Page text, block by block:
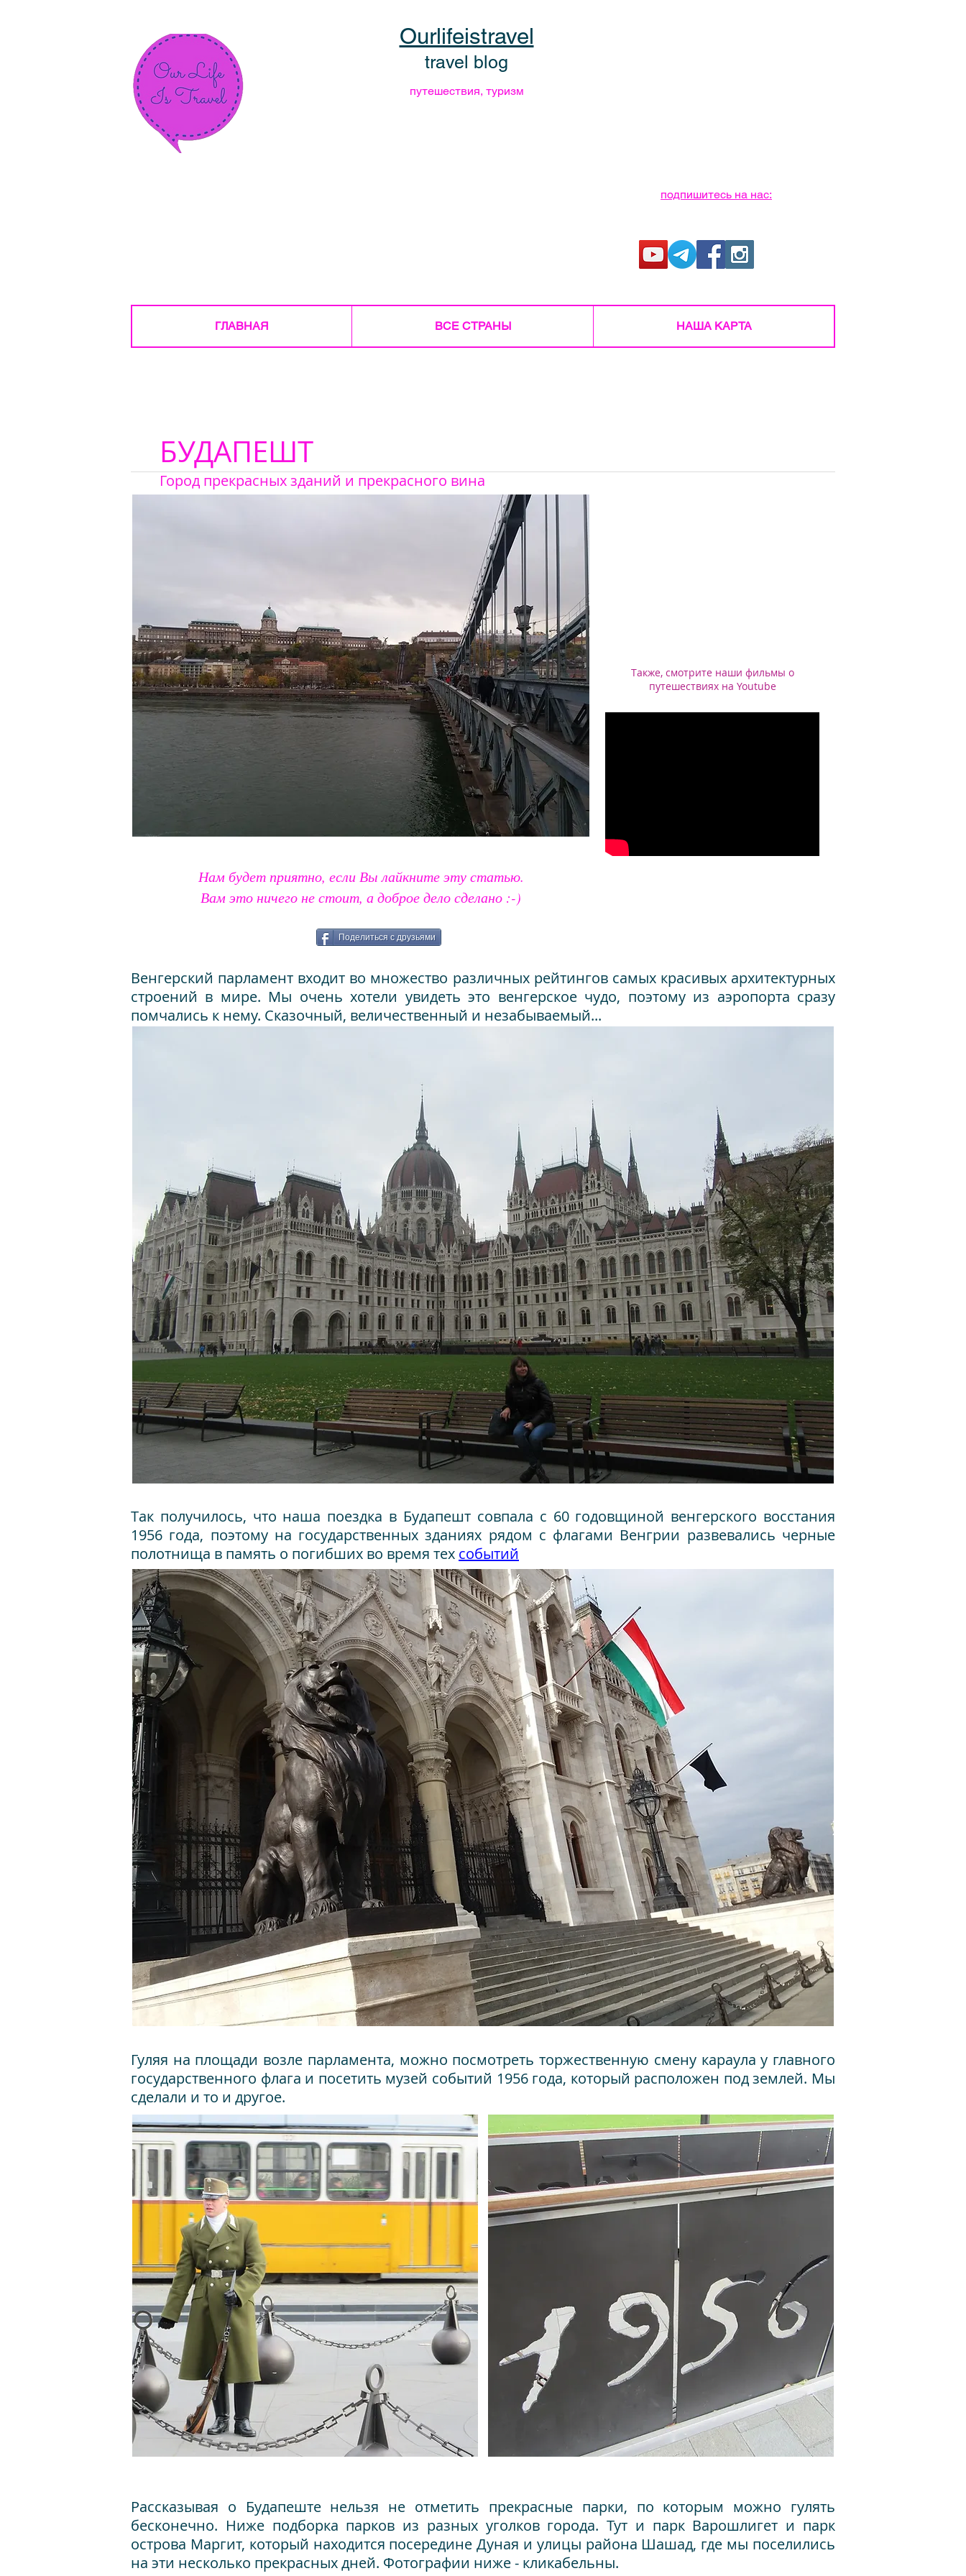
Ourlifeistravel
travel blog
путешествия, туризм
подпишитесь на нас:
ГЛАВНАЯ ВСЕ СТРАНЫ НАША КАРТА
БУДАПЕШТ
Город прекрасных зданий и прекрасного вина
Также, смотрите наши фильмы о
путешествиях на Youtube
Нам будет приятно, если Вы лайкните эту статью.
Вам это ничего не стоит, а доброе дело сделано :-)
Поделиться с друзьями
Венгерский парламент входит во множество различных рейтингов самых красивых архитектурных
строений в мире. Мы очень хотели увидеть это венгерское чудо, поэтому из аэропорта сразу
помчались к нему. Сказочный, величественный и незабываемый...
Так получилось, что наша поездка в Будапешт совпала с 60 годовщиной венгерского восстания
1956 года, поэтому на государственных зданиях рядом с флагами Венгрии развевались черные
полотнища в память о погибших во время тех событий
Гуляя на площади возле парламента, можно посмотреть торжественную смену караула у главного
государственного флага и посетить музей событий 1956 года, который расположен под землей. Мы
сделали и то и другое.
Рассказывая о Будапеште нельзя не отметить прекрасные парки, по которым можно гулять
бесконечно. Ниже подборка парков из разных уголков города. Тут и парк Варошлигет и парк
острова Маргит, который находится посередине Дуная и улицы района Шашад, где мы поселились
на эти несколько прекрасных дней. Фотографии ниже - кликабельны.